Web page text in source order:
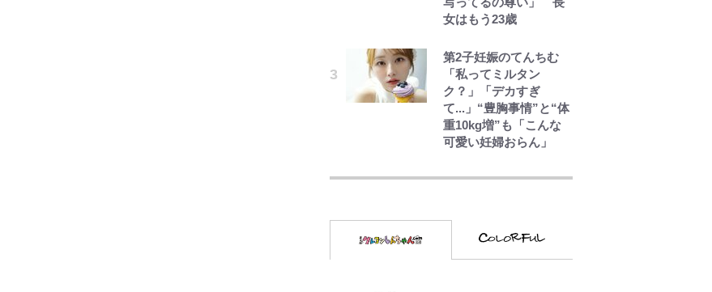
ん｣中田英寿やトッティ
も愛した名門ローマ、
判！｢カッコいい｣｢好き
なデザイン｣｢今年は
2nd買おうかな｣
女はもう23歳
第2子妊娠のてんちむ
「私ってミルタン
ク？」「デカすぎ
て...」“豊胸事情”と“体
重10kg増”も「こんな
可愛い妊婦おらん」
一端にいることを体
ハイキング」パノラマ
絶景レポ【福島県福島